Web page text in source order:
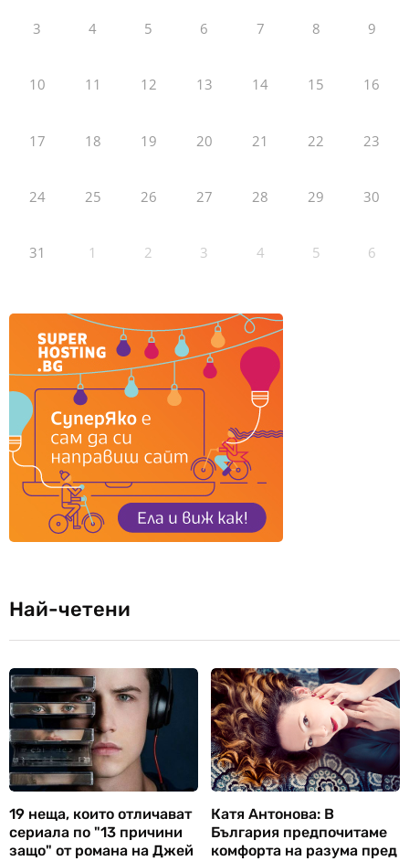
3 4 5 6 7 8 9
10 11 12 13 14 15 16
17 18 19 20 21 22 23
24 25 26 27 28 29 30
31 1 2 3 4 5 6
Най-четени
19 неща, които отличават
сериала по "13 причини
защо" от романа на Джей
Катя Антонова: В
България предпочитаме
комфорта на разума пред